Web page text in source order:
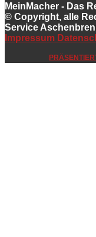
MeinMacher - Das
© Copyright, alle
Service
Impressum